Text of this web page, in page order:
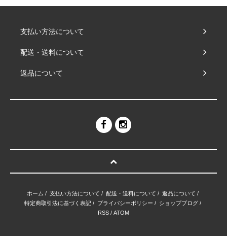
支払い方法について
配送・送料について
返品について
ホーム / 支払い方法について / 配送・送料について / 返品について /
特定商取引法に基づく表記 / プライバシーポリシー / ショップブログ /
RSS / ATOM